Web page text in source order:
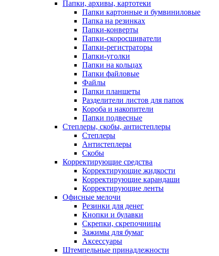
Папки, архивы, картотеки
Папки картонные и бумвиниловые
Папка на резинках
Папки-конверты
Папки-скоросшиватели
Папки-регистраторы
Папки-уголки
Папки на кольцах
Папки файловые
Файлы
Папки планшеты
Разделители листов для папок
Короба и накопители
Папки подвесные
Степлеры, скобы, антистеплеры
Степлеры
Антистеплеры
Скобы
Корректирующие средства
Корректирующие жидкости
Корректирующие карандаши
Корректирующие ленты
Офисные мелочи
Резинки для денег
Кнопки и булавки
Скрепки, скрепочницы
Зажимы для бумаг
Аксессуары
Штемпельные принадлежности